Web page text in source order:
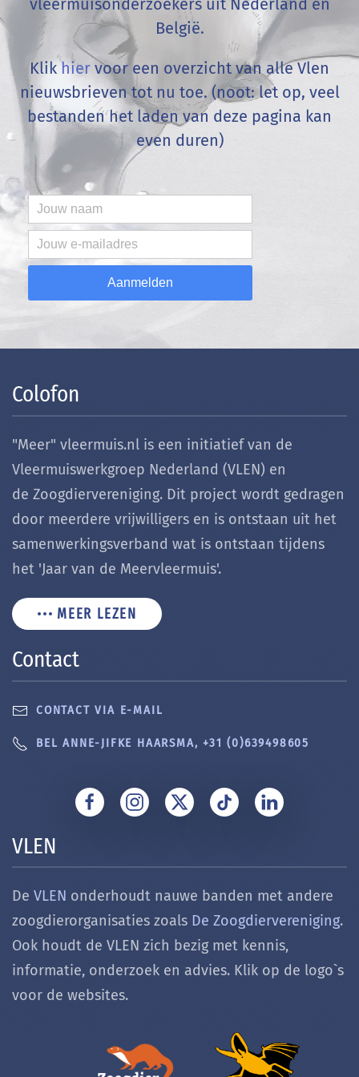
vleermuisonderzoekers uit Nederland en
België.
Klik hier voor een overzicht van alle Vlen
nieuwsbrieven tot nu toe. (noot: let op, veel
bestanden het laden van deze pagina kan
even duren)
Aanmelden
Colofon
"Meer" vleermuis.nl is een initiatief van de
Vleermuiswerkgroep Nederland (VLEN) en
de Zoogdiervereniging. Dit project wordt gedragen
door meerdere vrijwilligers en is ontstaan uit het
samenwerkingsverband wat is ontstaan tijdens
het 'Jaar van de Meervleermuis'.
MEER LEZEN
Contact
CONTACT VIA E-MAIL
BEL ANNE-JIFKE HAARSMA, +31 (0)639498605
VLEN
De VLEN onderhoudt nauwe banden met andere
zoogdierorganisaties zoals De Zoogdiervereniging.
Ook houdt de VLEN zich bezig met kennis,
informatie, onderzoek en advies. Klik op de logo`s
voor de websites.